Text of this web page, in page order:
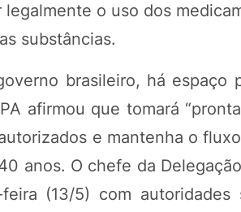
legalmente o uso dos
substâncias.
brasileiro, há
afirmou que tomará
e mantenha o
anos. O chefe da
(13/5) com